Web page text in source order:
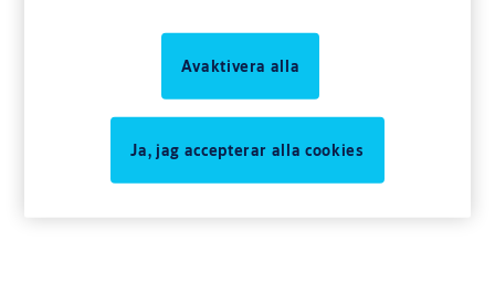
Avaktivera alla
Ja, jag accepterar alla cookies